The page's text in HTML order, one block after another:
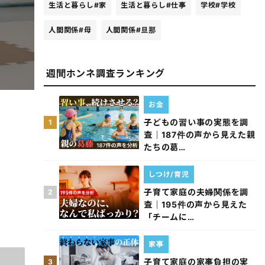
生活と暮らし#家 生活と暮らし#仕事 学校#学校
人間関係#母 人間関係#旦那
週間ホンネ調査ランキング
1
子どもの習い事の実態を調
査｜187件の声から見えた親
たちの葛…
お金
2
子育て家庭の夫婦関係を調
査｜195件の声から見えた
「チームに…
しつけ/育児
3 子育て家庭の家事負担の実
家事